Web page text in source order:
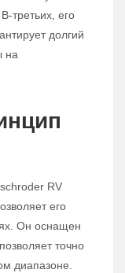
третьих, его
долгий
на
RV
его
Он оснащен
точно
диапазоне.